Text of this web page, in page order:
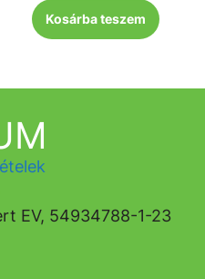
Kosárba teszem
EV, 54934788-1-23